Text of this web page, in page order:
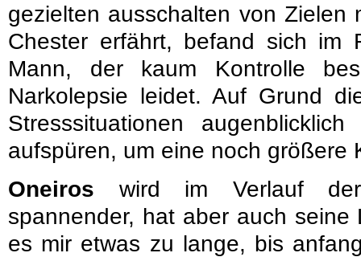
gezielten ausschalten von Zielen
Chester erfährt, befand sich im
Mann, der kaum Kontrolle
Narkolepsie leidet. Auf Grund
Stresssituationen
aufspüren, um eine noch größere
Oneiros wird im Verlauf der
spannender, hat aber auch
es mir etwas zu lange, bis